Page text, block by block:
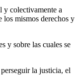
y colectivamente a
los mismos derechos y
y sobre las cuales se
la justicia, el